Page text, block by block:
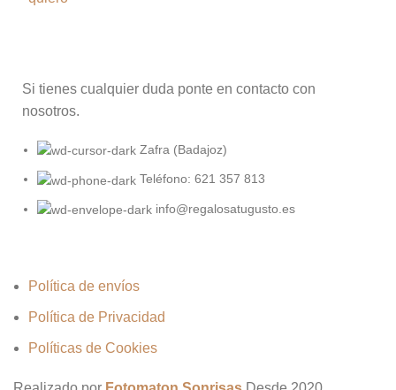
Si tienes cualquier duda ponte en contacto con
nosotros.
Zafra (Badajoz)
Teléfono: 621 357 813
info@regalosatugusto.es
Política de envíos
Política de Privacidad
Políticas de Cookies